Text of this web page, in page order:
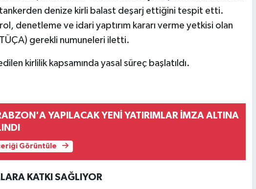
denize kirli balast deşarj ettiğini tespit etti.
denetleme ve idari yaptırım kararı verme yetkisi olan
gerekli numuneleri iletti.
kirlilik kapsamında yasal süreç başlatıldı.
YAPILACAK YENİ YATIRIMLAR İMZA ALTINA
Görüntüle
KATKI SAĞLIYOR